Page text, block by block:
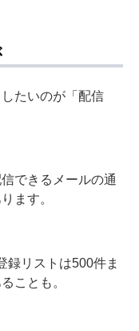
たいのが「配信
できるメールの通
ます。
録リストは500件ま
ことも。